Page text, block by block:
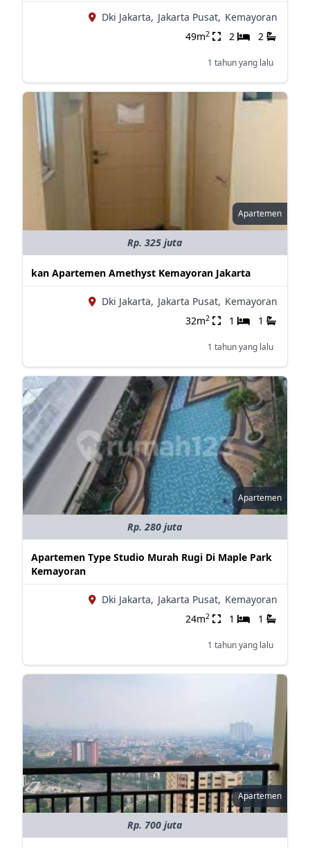
Dki Jakarta, Jakarta Pusat, Kemayoran
49m2 2 2
1 tahun yang lalu
Apartemen
Rp. 325 juta
kan Apartemen Amethyst Kemayoran Jakarta
Dki Jakarta, Jakarta Pusat, Kemayoran
32m2 1 1
1 tahun yang lalu
Apartemen
Rp. 280 juta
Apartemen Type Studio Murah Rugi Di Maple Park
Kemayoran
Dki Jakarta, Jakarta Pusat, Kemayoran
24m2 1 1
1 tahun yang lalu
Apartemen
Rp. 700 juta